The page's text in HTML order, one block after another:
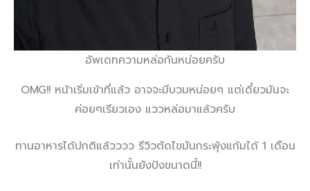
อัพเดทความหล่อกันหน่อยครับ
OMG!! หน้าเริ่มเข้าที่แล้ว อาจจะมีบวมหน่อยๆ แต่เดี๋ยวมันจะ
ค่อยๆเรียวเอง แววหล่อมาแล้วครับ
ทานอาหารได้ปกติแล้วววว รีวิวตัดไขมันกระพุ้งแก้มได้ 1 เดือน
เท่านั้นยังปังขนาดนี้!!